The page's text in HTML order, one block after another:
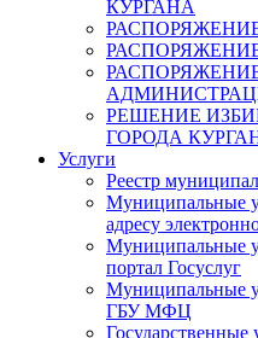
КУРГАНА
РЕШЕНИЕ
ГОРОДА
Услуги
Реестр
Муниципальные
адресу
Муниципальные
портал Госуслуг
Муниципальные
ГБУ МФЦ
Государственные